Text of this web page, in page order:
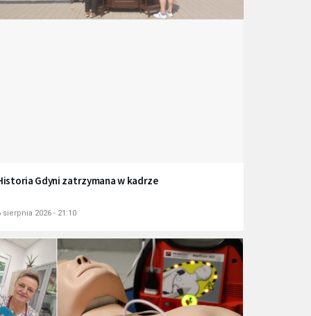
Gdyni zatrzymana w kadrze
sierpnia 2026 - 21:10